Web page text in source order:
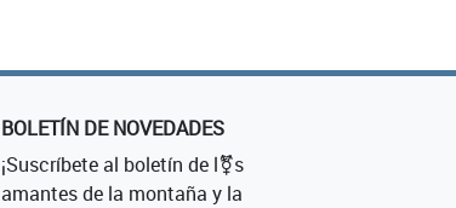
BOLETÍN DE NOVEDADES
¡Suscríbete al boletín de l⚧s
amantes de la montaña y la